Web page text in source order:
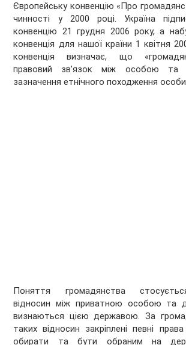
Європейську конвенцію «Про
чинності у 2000 році. Україна
конвенцію 21 грудня 2006 року, а
конвенція для нашої країни 1 квітня
конвенція визначає, що
правовий зв’язок між особою та
зазначення етнічного походження
Поняття громадянства
відносин між приватною особою та
визнаються цією державою. За
таких відносин закріплені певні
обирати та бути обраним на